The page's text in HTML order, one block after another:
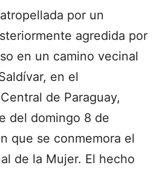
por un
agredida por
en un camino vecinal
en el
de Paraguay,
del domingo 8 de
que se conmemora el
de la Mujer. El hecho